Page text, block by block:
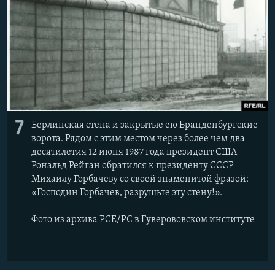
7
Берлинская стена и закрытые ею Бранденбургские
ворота. Рядом с этим местом через более чем два
десятилетия 12 июня 1987 года президент США
Рональд Рейган обратился к президенту СССР
Михаилу Горбачеву со своей знаменитой фразой:
«Господин Горбачев, разрушьте эту стену!».
Фото из архива РСЕ/РС в Гуверововском институте